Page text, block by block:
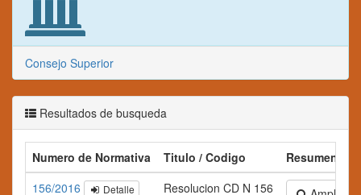
Consejo Superior
Resultados de busqueda
Numero de Normativa Titulo / Codigo
Resumen
156/2016
Detalle Resolucion CD N 156